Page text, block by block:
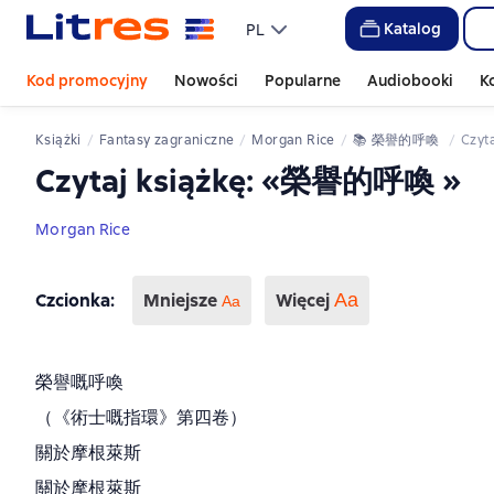
PL Katalog
Kod promocyjny Nowości Popularne Audiobooki
Książki fantasy zagraniczne Morgan Rice 📚 榮譽的呼喚
Czytaj książkę: «榮譽的呼喚 »
Morgan Rice
Czcionka: Mniejsze Aa Więcej Аа
榮譽嘅呼喚
（《術士嘅指環》第四卷）
關於摩根萊斯
關於摩根萊斯